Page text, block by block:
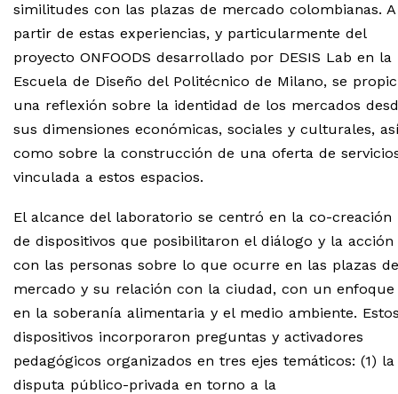
similitudes con las plazas de mercado colombianas. A
partir de estas experiencias, y particularmente del
proyecto ONFOODS desarrollado por DESIS Lab en la
Escuela de Diseño del Politécnico de Milano, se
una reflexión sobre la identidad de los mercados
sus dimensiones económicas, sociales y culturales,
como sobre la construcción de una oferta de
vinculada a estos espacios.
El alcance del laboratorio se centró en la co-creación
de dispositivos que posibilitaron el diálogo y la acción
con las personas sobre lo que ocurre en las plazas de
mercado y su relación con la ciudad, con un enfoque
en la soberanía alimentaria y el medio ambiente.
dispositivos incorporaron preguntas y activadores
pedagógicos organizados en tres ejes temáticos: (1) la
disputa público-privada en torno a la